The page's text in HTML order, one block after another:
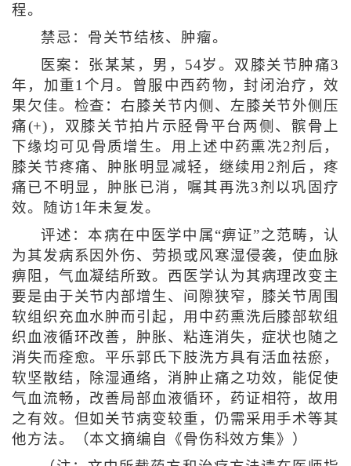
程。
禁忌：骨关节结核、肿瘤。
医案：张某某，男，54岁。双膝关节肿痛3
年，加重1个月。曾服中西药物，封闭治疗，效
果欠佳。检查：右膝关节内侧、左膝关节外侧压
痛(+)，双膝关节拍片示胫骨平台两侧、髌骨上
下缘均可见骨质增生。用上述中药熏冼2剂后，
膝关节疼痛、肿胀明显减轻，继续用2剂后，疼
痛已不明显，肿胀已消，嘱其再洗3剂以巩固疗
效。随访1年未复发。
评述：本病在中医学中属“痹证”之范畴，认
为其发病系因外伤、劳损或风寒湿侵袭，使血脉
痹阻，气血凝结所致。西医学认为其病理改变主
要是由于关节内部增生、间隙狭窄，膝关节周围
软组织充血水肿而引起，用中药熏洗后膝部软组
织血液循环改善，肿胀、粘连消失，症状也随之
消失而痊愈。平乐郭氏下肢洗方具有活血祛瘀，
软坚散结，除湿通络，消肿止痛之功效，能促使
气血流畅，改善局部血液循环，药证相符，故用
之有效。但如关节病变较重，仍需采用手术等其
他方法。
（本文摘编自《骨伤科效方集》）